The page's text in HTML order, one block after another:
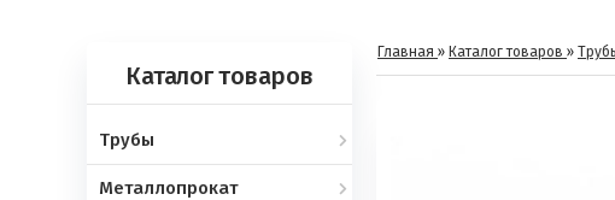
Каталог товаров
Трубы
Металлопрокат
Главная » Каталог товаров »